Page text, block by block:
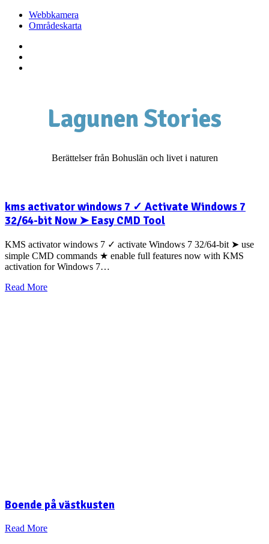
Webbkamera
Områdeskarta
Lagunen Stories
Berättelser från Bohuslän och livet i naturen
kms activator windows 7 ✓ Activate Windows 7
32/64-bit Now ➤ Easy CMD Tool
KMS activator windows 7 ✓ activate Windows 7 32/64-bit ➤ use
simple CMD commands ★ enable full features now with KMS
activation for Windows 7…
Read More
Boende på västkusten
Read More